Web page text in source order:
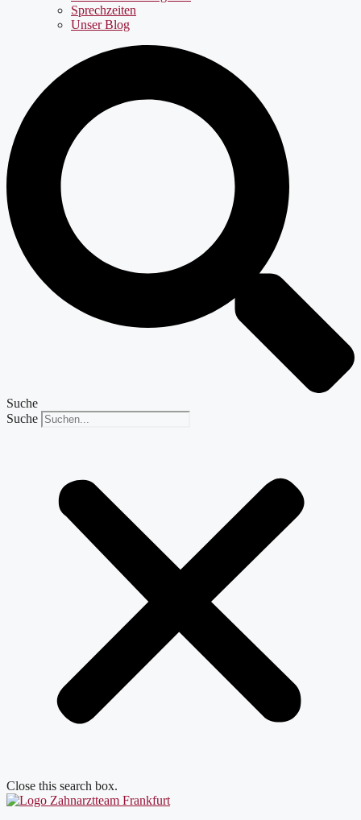
Sprechzeiten
Unser Blog
Suche
Suche
Close this search box.